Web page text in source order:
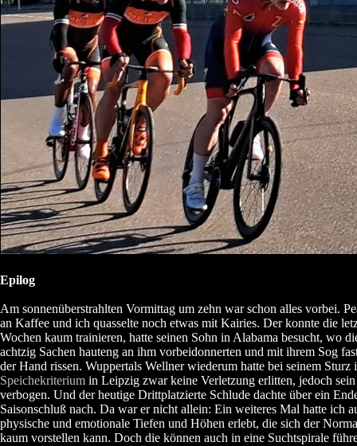
Epilog
Am sonnenüberstrahlten Vormittag um zehn war schon alles vorbei.
an Kaffee und ich quasselte noch etwas mit Kairies. Der konnte die
Wochen kaum trainieren, hatte seinen Sohn in Alabama besucht, wo
achtzig Sachen hauteng an ihm vorbeidonnerten und mit ihrem Sog
der Hand rissen. Wuppertals Wellner wiederum hatte bei seinem Sturz
Speichekriterium in Leipzig zwar keine Verletzung erlitten, jedoch sein
verbogen. Und der heutige Drittplatzierte Schlude dachte über ein
Saisonschluß nach. Da war er nicht allein: Ein weiteres Mal hatte ich
physische und emotionale Tiefen und Höhen erlebt, die sich der
kaum vorstellen kann. Doch die können auch in eine Suchtspirale